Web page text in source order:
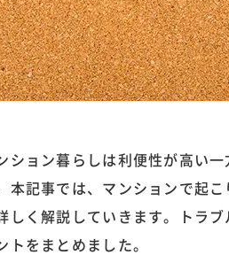
ション暮らしは利便性が高い
本記事では、マンションで起
しく解説していきます。トラ
トをまとめました。